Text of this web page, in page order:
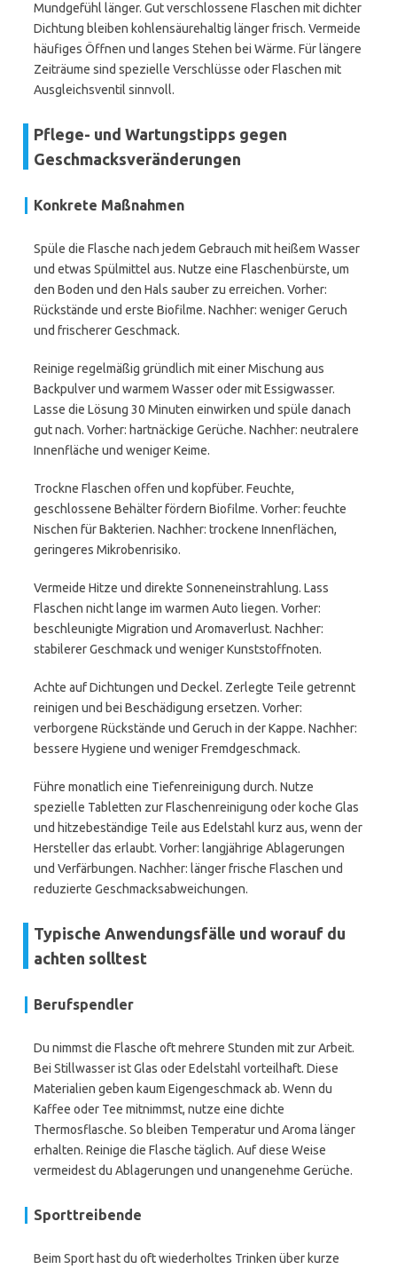
Mundgefühl länger. Gut verschlossene Flaschen mit dichter
Dichtung bleiben kohlensäurehaltig länger frisch. Vermeide
häufiges Öffnen und langes Stehen bei Wärme. Für längere
Zeiträume sind spezielle Verschlüsse oder Flaschen mit
Ausgleichsventil sinnvoll.
Pflege- und Wartungstipps gegen
Geschmacksveränderungen
Konkrete Maßnahmen
Spüle die Flasche nach jedem Gebrauch mit heißem Wasser
und etwas Spülmittel aus. Nutze eine Flaschenbürste, um
den Boden und den Hals sauber zu erreichen. Vorher:
Rückstände und erste Biofilme. Nachher: weniger Geruch
und frischerer Geschmack.
Reinige regelmäßig gründlich mit einer Mischung aus
Backpulver und warmem Wasser oder mit Essigwasser.
Lasse die Lösung 30 Minuten einwirken und spüle danach
gut nach. Vorher: hartnäckige Gerüche. Nachher: neutralere
Innenfläche und weniger Keime.
Trockne Flaschen offen und kopfüber. Feuchte,
geschlossene Behälter fördern Biofilme. Vorher: feuchte
Nischen für Bakterien. Nachher: trockene Innenflächen,
geringeres Mikrobenrisiko.
Vermeide Hitze und direkte Sonneneinstrahlung. Lass
Flaschen nicht lange im warmen Auto liegen. Vorher:
beschleunigte Migration und Aromaverlust. Nachher:
stabilerer Geschmack und weniger Kunststoffnoten.
Achte auf Dichtungen und Deckel. Zerlegte Teile getrennt
reinigen und bei Beschädigung ersetzen. Vorher:
verborgene Rückstände und Geruch in der Kappe. Nachher:
bessere Hygiene und weniger Fremdgeschmack.
Führe monatlich eine Tiefenreinigung durch. Nutze
spezielle Tabletten zur Flaschenreinigung oder koche Glas
und hitzebeständige Teile aus Edelstahl kurz aus, wenn der
Hersteller das erlaubt. Vorher: langjährige Ablagerungen
und Verfärbungen. Nachher: länger frische Flaschen und
reduzierte Geschmacksabweichungen.
Typische Anwendungsfälle und worauf du
achten solltest
Berufspendler
Du nimmst die Flasche oft mehrere Stunden mit zur Arbeit.
Bei Stillwasser ist Glas oder Edelstahl vorteilhaft. Diese
Materialien geben kaum Eigengeschmack ab. Wenn du
Kaffee oder Tee mitnimmst, nutze eine dichte
Thermosflasche. So bleiben Temperatur und Aroma länger
erhalten. Reinige die Flasche täglich. Auf diese Weise
vermeidest du Ablagerungen und unangenehme Gerüche.
Sporttreibende
Beim Sport hast du oft wiederholtes Trinken über kurze